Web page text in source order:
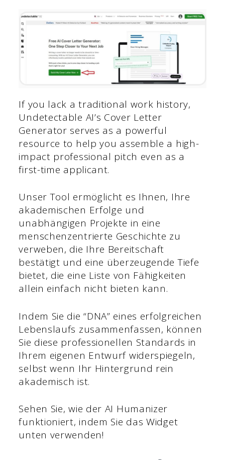
If you lack a traditional work history,
Undetectable AI’s Cover Letter
Generator serves as a powerful
resource to help you assemble a high-
impact professional pitch even as a
first-time applicant.
Unser Tool ermöglicht es Ihnen, Ihre
akademischen Erfolge und
unabhängigen Projekte in eine
menschenzentrierte Geschichte zu
verweben, die Ihre Bereitschaft
bestätigt und eine überzeugende Tiefe
bietet, die eine Liste von Fähigkeiten
allein einfach nicht bieten kann.
Indem Sie die “DNA” eines erfolgreichen
Lebenslaufs zusammenfassen, können
Sie diese professionellen Standards in
Ihrem eigenen Entwurf widerspiegeln,
selbst wenn Ihr Hintergrund rein
akademisch ist.
Sehen Sie, wie der AI Humanizer
funktioniert, indem Sie das Widget
unten verwenden!